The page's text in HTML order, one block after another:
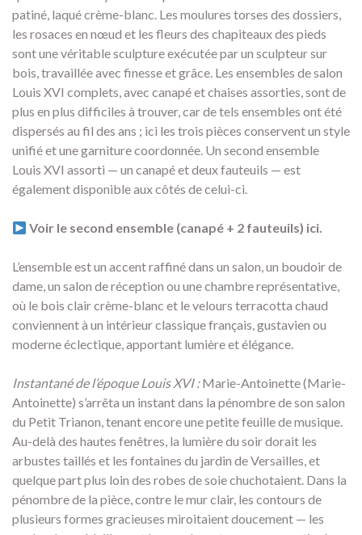
patiné, laqué crème-blanc. Les moulures torses des dossiers,
les rosaces en nœud et les fleurs des chapiteaux des pieds
sont une véritable sculpture exécutée par un sculpteur sur
bois, travaillée avec finesse et grâce. Les ensembles de salon
Louis XVI complets, avec canapé et chaises assorties, sont de
plus en plus difficiles à trouver, car de tels ensembles ont été
dispersés au fil des ans ; ici les trois pièces conservent un style
unifié et une garniture coordonnée. Un second ensemble
Louis XVI assorti — un canapé et deux fauteuils — est
également disponible aux côtés de celui-ci.
Voir le second ensemble (canapé + 2 fauteuils) ici.
L’ensemble est un accent raffiné dans un salon, un boudoir de
dame, un salon de réception ou une chambre représentative,
où le bois clair crème-blanc et le velours terracotta chaud
conviennent à un intérieur classique français, gustavien ou
moderne éclectique, apportant lumière et élégance.
Instantané de l’époque Louis XVI :Marie-Antoinette (Marie-
Antoinette) s’arrêta un instant dans la pénombre de son salon
du Petit Trianon, tenant encore une petite feuille de musique.
Au-delà des hautes fenêtres, la lumière du soir dorait les
arbustes taillés et les fontaines du jardin de Versailles, et
quelque part plus loin des robes de soie chuchotaient. Dans la
pénombre de la pièce, contre le mur clair, les contours de
plusieurs formes gracieuses miroitaient doucement — les